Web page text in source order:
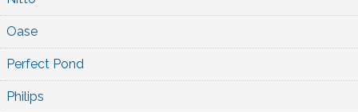
Oase
Perfect Pond
Philips